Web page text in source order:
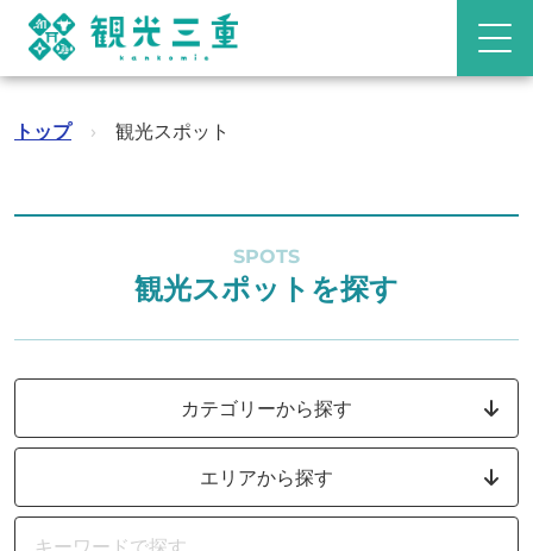
トップ › 観光スポット
SPOTS
観光スポットを探す
カテゴリーから探す
エリアから探す